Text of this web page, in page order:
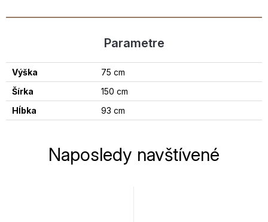
Parametre
Výška
75 cm
Šírka
150 cm
Hĺbka
93 cm
Naposledy navštívené